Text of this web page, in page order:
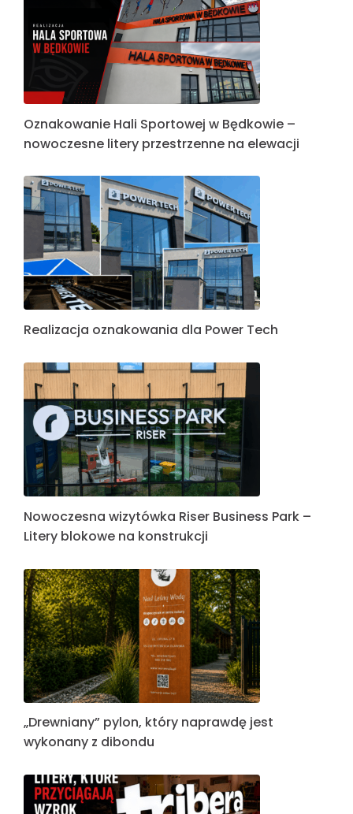
Oznakowanie Hali Sportowej w Będkowie –
nowoczesne litery przestrzenne na elewacji
Realizacja oznakowania dla Power Tech
Nowoczesna wizytówka Riser Business Park –
Litery blokowe na konstrukcji
„Drewniany” pylon, który naprawdę jest
wykonany z dibondu